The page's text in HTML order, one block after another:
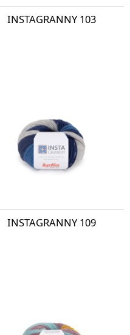
INSTAGRANNY 103
INSTAGRANNY 109